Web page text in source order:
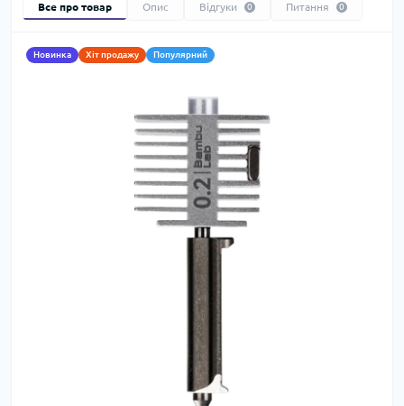
Все про товар Опис Відгуки 0 Питання 0
Новинка Хіт продажу Популярний